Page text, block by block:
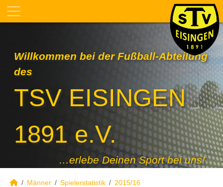
Willkommen bei der Fußball-Abteilung
des
TSV EISINGEN
1891 e.V.
…erlebe Deinen Sport bei uns!
Männer Spielerstatistik
2015/16